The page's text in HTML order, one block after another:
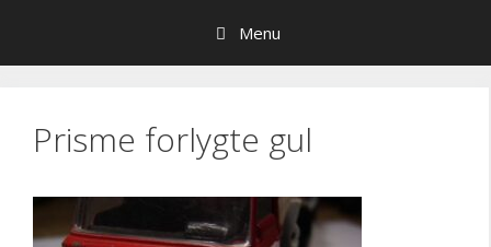
indhold
Menu
Prisme forlygte gul